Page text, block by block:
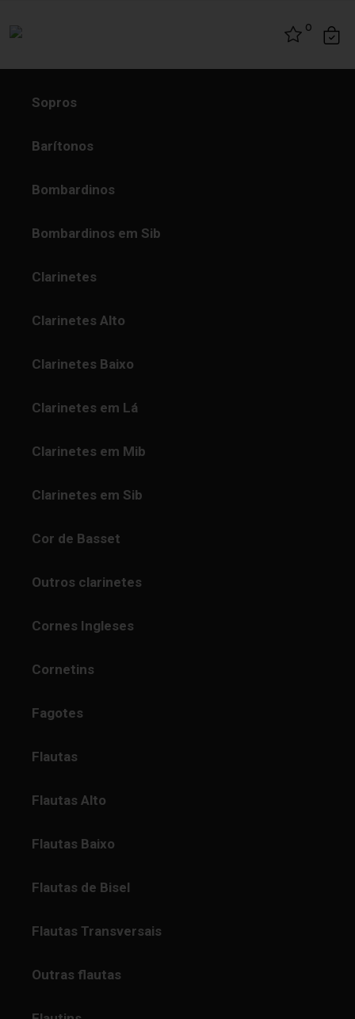
0
Sopros
Barítonos
Bombardinos
Bombardinos em Sib
Clarinetes
Clarinetes Alto
Clarinetes Baixo
Clarinetes em Lá
Clarinetes em Mib
Clarinetes em Sib
Cor de Basset
Outros clarinetes
Cornes Ingleses
Cornetins
Fagotes
Flautas
Flautas Alto
Flautas Baixo
Flautas de Bisel
Flautas Transversais
Outras flautas